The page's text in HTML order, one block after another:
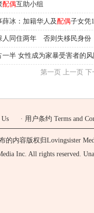
配偶互助小组
冰：加籍华人及 配偶子女凭
人同住两年 否则失移民身
一半 女性成为家暴受害者的
第一页 上一页 下
· 用户条约 Terms and
的内容版权归Lovingsister
Inc. All rights reserved.